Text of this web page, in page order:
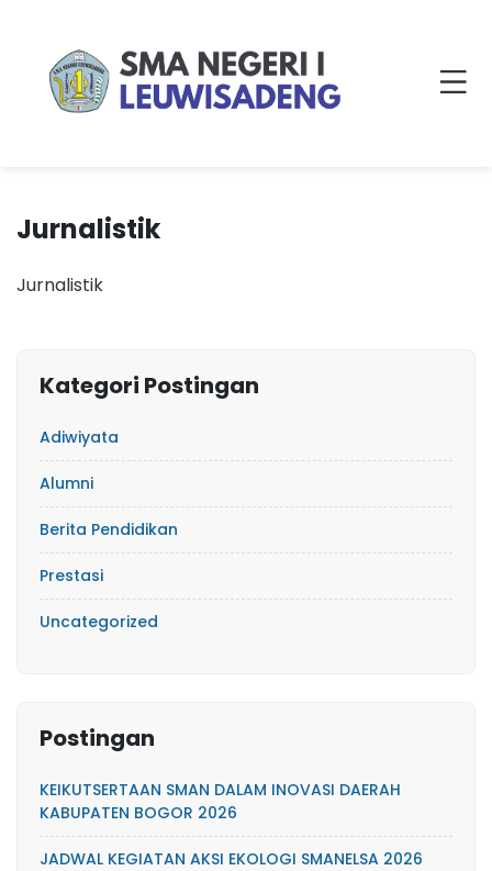
Jurnalistik
Jurnalistik
Kategori Postingan
Adiwiyata
Alumni
Berita Pendidikan
Prestasi
Uncategorized
Postingan
KEIKUTSERTAAN SMAN DALAM INOVASI DAERAH
KABUPATEN BOGOR 2026
JADWAL KEGIATAN AKSI EKOLOGI SMANELSA 2026